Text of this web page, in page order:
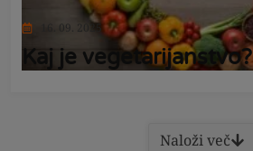
16. 09. 2025
Kaj je vegetarijanstvo?
Naloži več